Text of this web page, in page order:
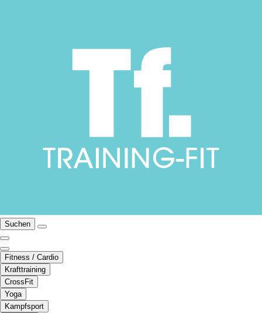
Suchen
Fitness / Cardio
Krafttraining
CrossFit
Yoga
Kampfsport